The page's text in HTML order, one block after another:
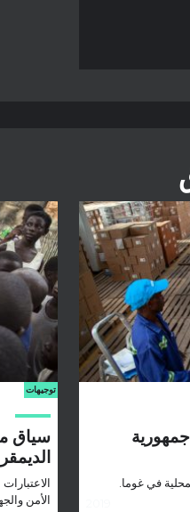
جمهورية
في غوما.
توجيهات
سياق
الأمن